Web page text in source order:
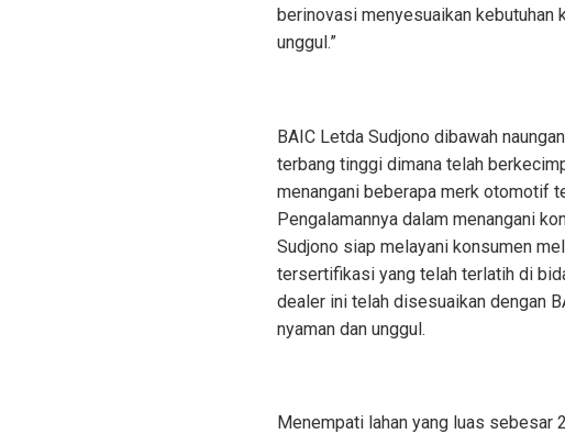
berinovasi menyesuaikan kebutuhan
unggul.”
BAIC Letda Sudjono dibawah
terbang tinggi dimana telah
menangani beberapa merk otomotif
Pengalamannya dalam menangani
Sudjono siap melayani konsumen
tersertifikasi yang telah terlatih di
dealer ini telah disesuaikan dengan
nyaman dan unggul.
Menempati lahan yang luas sebesar